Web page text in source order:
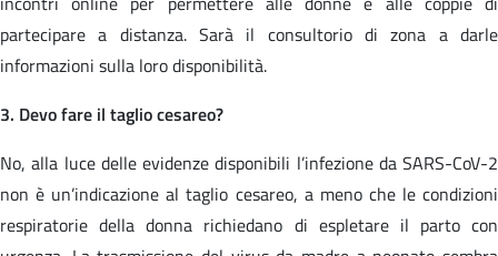
partecipare a distanza. Sarà il consultorio di zona a darle
informazioni sulla loro disponibilità.
3. Devo fare il taglio cesareo?
No, alla luce delle evidenze disponibili l’infezione da SARS-CoV-2
non è un’indicazione al taglio cesareo, a meno che le condizioni
respiratorie della donna richiedano di espletare il parto con